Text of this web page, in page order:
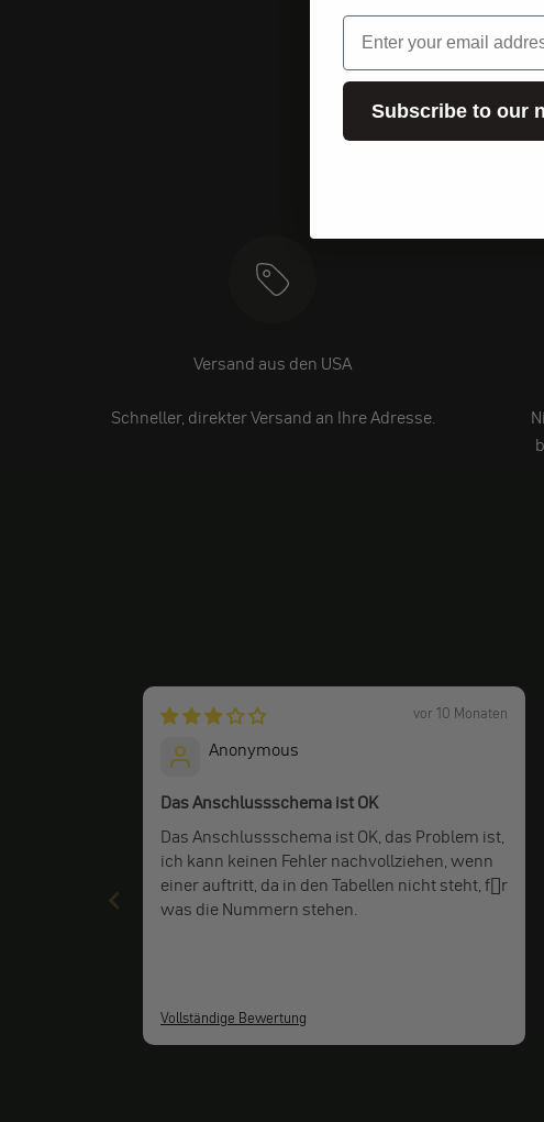
Versand aus den USA
Schneller, direkter Versand an Ihre Adresse.
vor 10 Monaten
Anonymous
Das Anschlussschema ist OK
Das Anschlussschema ist OK, das Problem ist,
ich kann keinen Fehler nachvollziehen, wenn
einer auftritt, da in den Tabellen nicht steht, f�r
was die Nummern stehen.
Vollständige Bewertung
Email
Subscribe to our